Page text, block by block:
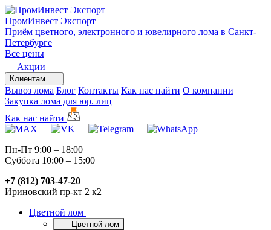
ПромИнвест Экспорт
Приём цветного, электронного и ювелирного лома в Санкт-
Петербурге
Все цены
Акции
Клиентам
Вывоз лома Блог Контакты Как нас найти О компании
Закупка лома для юр. лиц
Как нас найти
Пн-Пт 9:00 – 18:00
Суббота 10:00 – 15:00
+7 (812) 703-47-20
Ириновский пр-кт 2 к2
Цветной лом
Цветной лом